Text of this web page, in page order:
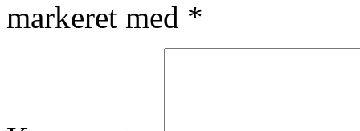
markeret med *